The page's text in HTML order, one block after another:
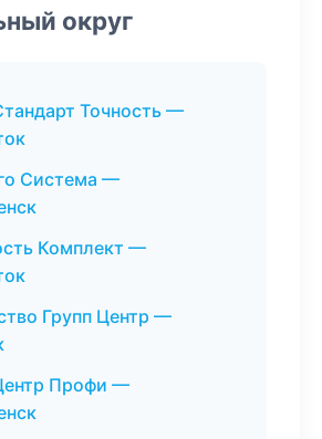
округ
Точность —
Система —
Комплект —
Групп Центр —
Профи —